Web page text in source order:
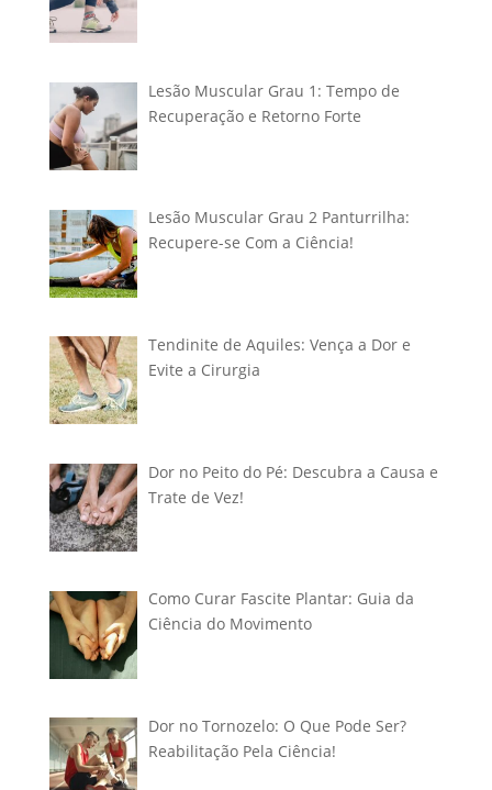
Lesão Muscular Grau 1: Tempo de
Recuperação e Retorno Forte
Lesão Muscular Grau 2 Panturrilha:
Recupere-se Com a Ciência!
Tendinite de Aquiles: Vença a Dor e
Evite a Cirurgia
Dor no Peito do Pé: Descubra a Causa e
Trate de Vez!
Como Curar Fascite Plantar: Guia da
Ciência do Movimento
Dor no Tornozelo: O Que Pode Ser?
Reabilitação Pela Ciência!